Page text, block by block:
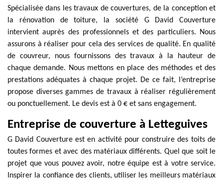
Spécialisée dans les travaux de couvertures, de la conception et
la rénovation de toiture, la société G David Couverture
intervient auprès des professionnels et des particuliers. Nous
assurons à réaliser pour cela des services de qualité. En qualité
de couvreur, nous fournissons des travaux à la hauteur de
chaque demande. Nous mettons en place des méthodes et des
prestations adéquates à chaque projet. De ce fait, l’entreprise
propose diverses gammes de travaux à réaliser régulièrement
ou ponctuellement. Le devis est à 0 € et sans engagement.
Entreprise de couverture à Letteguives
G David Couverture est en activité pour construire des toits de
toutes formes et avec des matériaux différents. Quel que soit le
projet que vous pouvez avoir, notre équipe est à votre service.
Inspirer la confiance des clients, utiliser les meilleurs matériaux